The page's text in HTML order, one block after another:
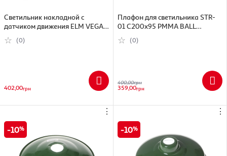
Светильник накладной с
датчиком движения ELM VEGA S
9W 6500К 26-0124
(0)
402,00грн
Плафон для светильника STR-
01 C200x95 PMMA BALL
пластик, прозрачный
(0)
400,00грн
359,00грн
⋮
10
⋮
10